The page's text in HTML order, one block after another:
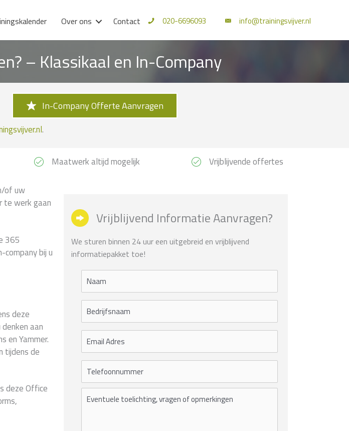
Over ons Contact 020-6696093 info@trainingsvijver.nl
– Klassikaal en In-Company
In-Company Offerte Aanvragen
.
Maatwerk altijd mogelijk Vrijblijvende offertes
of uw
te werk gaan
365
company bij u
deze
aan
en Yammer.
tijdens de
deze Office
Vrijblijvend Informatie Aanvragen?
We sturen binnen 24 uur een uitgebreid en vrijblijvend
informatiepakket toe!